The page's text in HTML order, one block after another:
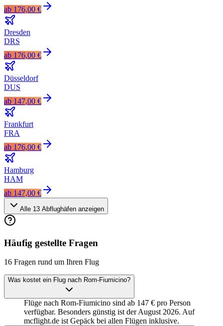
ab 176,00 €
Dresden
DRS
ab 176,00 €
Düsseldorf
DUS
ab 147,00 €
Frankfurt
FRA
ab 176,00 €
Hamburg
HAM
ab 147,00 €
Alle 13 Abflughäfen anzeigen
Häufig gestellte Fragen
16 Fragen rund um Ihren Flug
Was kostet ein Flug nach Rom-Fiumicino?
Flüge nach Rom-Fiumicino sind ab 147 € pro Person
verfügbar. Besonders günstig ist der August 2026. Auf
mcflight.de ist Gepäck bei allen Flügen inklusive.